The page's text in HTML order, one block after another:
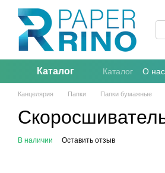
Перейти к основному контенту
Каталог Каталог О нас
Канцелярия Папки Папки бумажные
В наличии Оставить отзыв